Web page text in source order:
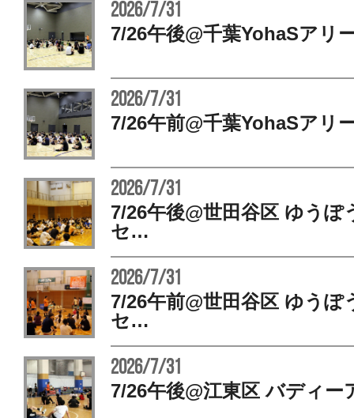
2026/7/31
7/26午後@千葉YohaSア
2026/7/31
7/26午前@千葉YohaSア
2026/7/31
7/26午後@世田谷区 ゆうぽ
セ…
2026/7/31
7/26午前@世田谷区 ゆうぽ
セ…
2026/7/31
7/26午後@江東区 バディ